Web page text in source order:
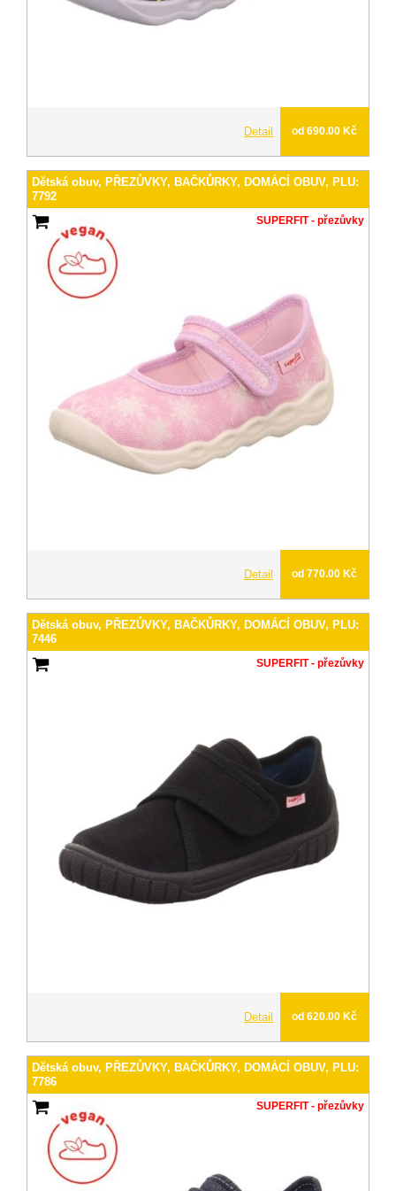
Detail od 690.00 Kč
Dětská obuv, PŘEZŮVKY, BAČKŮRKY, DOMÁCÍ OBUV, PLU:
7792
SUPERFIT - přezůvky
Detail od 770.00 Kč
Dětská obuv, PŘEZŮVKY, BAČKŮRKY, DOMÁCÍ OBUV, PLU:
7446
SUPERFIT - přezůvky
Detail od 620.00 Kč
Dětská obuv, PŘEZŮVKY, BAČKŮRKY, DOMÁCÍ OBUV, PLU:
7786
SUPERFIT - přezůvky